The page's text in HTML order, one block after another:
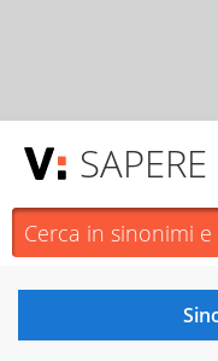
SAPERE